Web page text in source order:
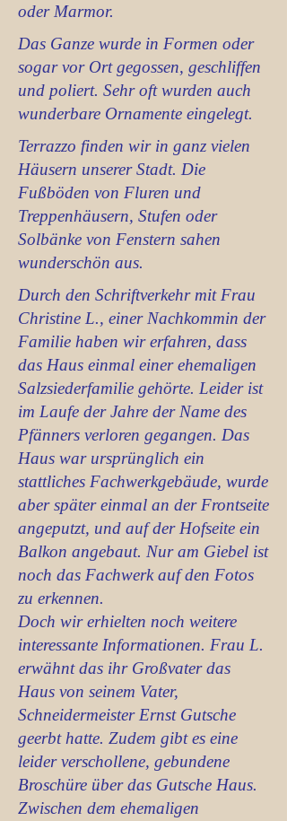
oder Marmor.
Das Ganze wurde in Formen oder
sogar vor Ort gegossen, geschliffen
und poliert. Sehr oft wurden auch
wunderbare Ornamente eingelegt.
Terrazzo finden wir in ganz vielen
Häusern unserer Stadt. Die
Fußböden von Fluren und
Treppenhäusern, Stufen oder
Solbänke von Fenstern sahen
wunderschön aus.
Durch den Schriftverkehr mit Frau
Christine L., einer Nachkommin der
Familie haben wir erfahren, dass
das Haus einmal einer ehemaligen
Salzsiederfamilie gehörte. Leider ist
im Laufe der Jahre der Name des
Pfänners verloren gegangen. Das
Haus war ursprünglich ein
stattliches Fachwerkgebäude, wurde
aber später einmal an der Frontseite
angeputzt, und auf der Hofseite ein
Balkon angebaut. Nur am Giebel ist
noch das Fachwerk auf den Fotos
zu erkennen.
Doch wir erhielten noch weitere
interessante Informationen. Frau L.
erwähnt das ihr Großvater das
Haus von seinem Vater,
Schneidermeister Ernst Gutsche
geerbt hatte. Zudem gibt es eine
leider verschollene, gebundene
Broschüre über das Gutsche Haus.
Zwischen dem ehemaligen